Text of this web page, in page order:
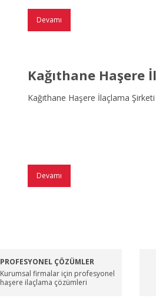
Devamı
Kağıthane Haşere
Kağıthane Haşere İlaçlama Şirketi
Devamı
PROFESYONEL ÇÖZÜMLER
Kurumsal firmalar için profesyonel
haşere ilaçlama çözümleri